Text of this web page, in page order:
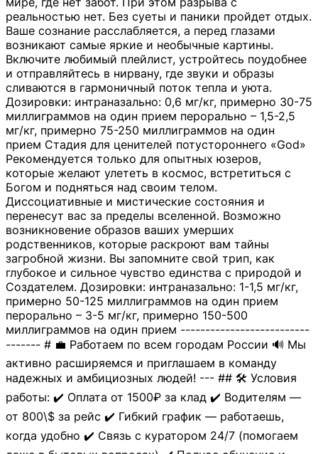
реальностью нет. Без суеты и паники пройдет отдых.
Ваше сознание расслабляется, а перед глазами
возникают самые яркие и необычные картины.
Включите любимый плейлист, устройтесь поудобнее
и отправляйтесь в нирвану, где звуки и образы
сливаются в гармоничный поток тепла и уюта.
Дозировки: интраназально: 0,6 мг/кг, примерно 30-75
миллиграммов на один прием перорально – 1,5-2,5
мг/кг, примерно 75-250 миллиграммов на один
прием Стадия для ценителей потустороннего «God»
Рекомендуется только для опытных юзеров,
которые желают улететь в космос, встретиться с
Богом и подняться над своим телом.
Диссоциативные и мистические состояния и
перенесут вас за пределы вселенной. Возможно
возникновение образов ваших умерших
родственников, которые раскроют вам тайны
загробной жизни. Вы запомните свой трип, как
глубокое и сильное чувство единства с природой и
Создателем. Дозировки: интраназально: 1-1,5 мг/кг,
примерно 50-125 миллиграммов на один прием
перорально – 3-5 мг/кг, примерно 150-500
миллиграммов на один прием --------------------------
------- # 💼 Работаем по всем городам России 🔊 Мы
активно расширяемся и приглашаем в команду
надежных и амбициозных людей! --- ## 🛠 Условия
работы: ✔️ Оплата от 1500₽ за клад ✔️ Водителям —
от 800\$ за рейс ✔️ Гибкий график — работаешь,
когда удобно ✔️ Связь с куратором 24/7 (помогаем